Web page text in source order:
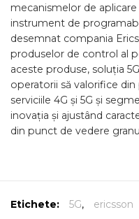
mecanismelor de
instrument de
desemnat compania
produselor de control al
aceste produse, soluția
operatorii să valorifice
serviciile 4G și 5G și
inovația și ajustând
din punct de vedere
Etichete: 5G, ericsson